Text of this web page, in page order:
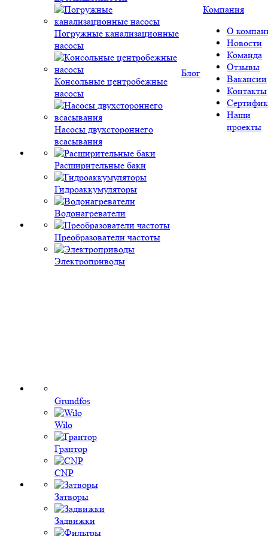
Погружные канализационные
насосы
Консольные центробежные
насосы
Насосы двухстороннего
всасывания
Расширительные баки
Гидроаккумуляторы
Водонагреватели
Преобразователи частоты
Электроприводы
Grundfos
Wilo
Грантор
CNP
Затворы
Задвижки
Блог
Компания
О
Новости
Команда
Отзывы
Вакансии
Контакты
Наши
проекты